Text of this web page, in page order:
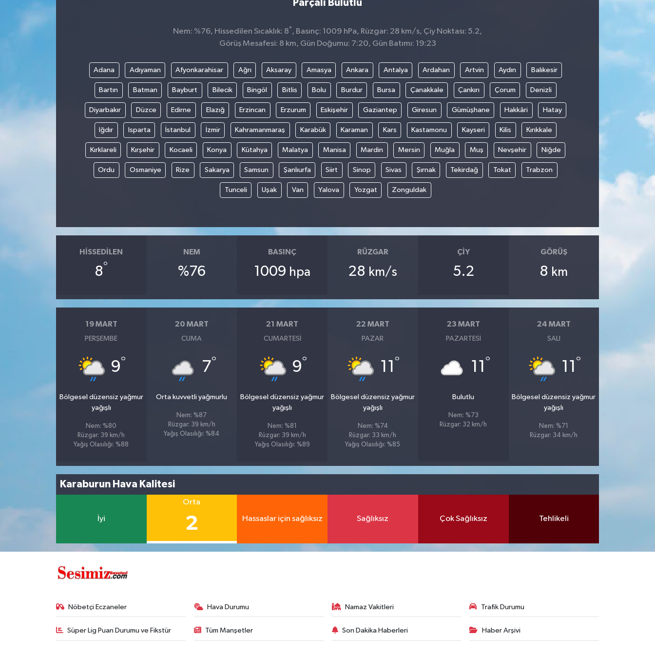
Parçalı Bulutlu
Nem: %76, Hissedilen Sıcaklık: 8° , Basınç: 1009 hPa, Rüzgar: 28 km/s, Çiy Noktası: 5.2,
Görüş Mesafesi: 8 km, Gün Doğumu: 7:20, Gün Batımı: 19:23
Adana Adıyaman Afyonkarahisar Ağrı Aksaray Amasya Ankara Antalya Ardahan Artvin Aydın Balıkesir
Bartın Batman Bayburt Bilecik Bingöl Bitlis Bolu Burdur Bursa Çanakkale Çankırı Çorum Denizli
Diyarbakır Düzce Edirne Elazığ Erzincan Erzurum Eskişehir Gaziantep Giresun Gümüşhane Hakkâri Hatay
Iğdır Isparta İstanbul İzmir Kahramanmaraş Karabük Karaman Kars Kastamonu Kayseri Kilis Kırıkkale
Kırklareli Kırşehir Kocaeli Konya Kütahya Malatya Manisa Mardin Mersin Muğla Muş Nevşehir Niğde
Ordu Osmaniye Rize Sakarya Samsun Şanlıurfa Siirt Sinop Sivas Şırnak Tekirdağ Tokat Trabzon
Tunceli Uşak Van Yalova Yozgat Zonguldak
HISSEDILEN
8°
NEM
%76
BASINÇ
1009 hpa
RÜZGAR
28 km/s
ÇIY
5.2
GÖRÜŞ
8 km
19 MART
PERŞEMBE
9°
Bölgesel düzensiz yağmur
yağışlı
Nem: %80
Rüzgar: 39 km/h
Yağış Olasılığı: %88
20 MART
CUMA
7°
Orta kuvvetli yağmurlu
Nem: %87
Rüzgar: 39 km/h
Yağış Olasılığı: %84
21 MART
CUMARTESI
9°
Bölgesel düzensiz yağmur
yağışlı
Nem: %81
Rüzgar: 39 km/h
Yağış Olasılığı: %89
22 MART
PAZAR
11 °
Bölgesel düzensiz yağmur
yağışlı
Nem: %74
Rüzgar: 33 km/h
Yağış Olasılığı: %85
23 MART
PAZARTESI
11 °
Bulutlu
Nem: %73
Rüzgar: 32 km/h
24 MART
SALI
11 °
Bölgesel düzensiz yağmur
yağışlı
Nem: %71
Rüzgar: 34 km/h
Karaburun Hava Kalitesi
İyi
Orta
2 Hassaslar için sağlıksız Sağlıksız Çok Sağlıksız Tehlikeli
Nöbetçi Eczaneler Hava Durumu Namaz Vakitleri Trafik Durumu
Süper Lig Puan Durumu ve Fikstür Tüm Manşetler Son Dakika Haberleri Haber Arşivi